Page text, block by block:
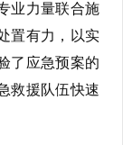
业力量联合施
置有力，以实
了应急预案的
救援队伍快速